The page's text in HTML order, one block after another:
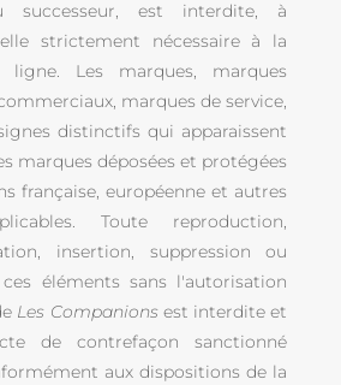
successeur, est interdite, à
strictement nécessaire à la
ligne. Les marques, marques
marques de service,
distinctifs qui apparaissent
marques déposées et protégées
française, européenne et autres
Toute reproduction,
insertion, suppression ou
éléments sans l'autorisation
Les Companionsest interdite et
de contrefaçon sanctionné
aux dispositions de la